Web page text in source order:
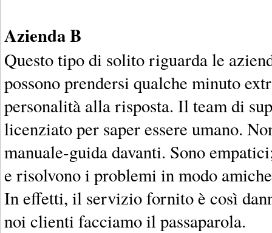
Azienda B
Questo tipo di solito riguarda le
possono prendersi qualche minuto
personalità alla risposta. Il team di
licenziato per saper essere umano.
manuale-guida davanti. Sono
e risolvono i problemi in modo
In effetti, il servizio fornito è così
noi clienti facciamo il passaparola.